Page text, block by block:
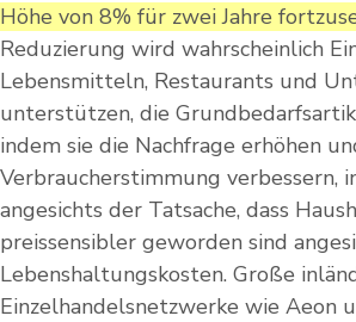
Höhe von 8% für zwei Jahre
Reduzierung wird wahrscheinlich
Lebensmitteln, Restaurants und
unterstützen, die
indem sie die Nachfrage erhöhen
Verbraucherstimmung verbessern,
angesichts der Tatsache, dass
preissensibler geworden sind
Lebenshaltungskosten. Große
Einzelhandelsnetzwerke wie Aeon